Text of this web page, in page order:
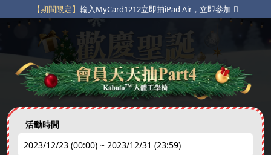
【期間限定】 輸入MyCard1212立即抽iPad Air，立即參加
【粉絲專屬】 指定貼文互動抽獎，立即參加
【限定豪禮】不定期限時動態點數補給，立即參加
免費天天抽 下載APP
活動時間
2023/12/23 (00:00) ~ 2023/12/31 (23:59)
❄